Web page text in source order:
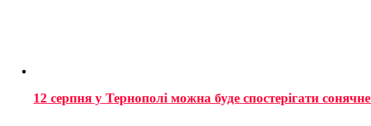
12 серпня у Тернополі можна буде спостерігати